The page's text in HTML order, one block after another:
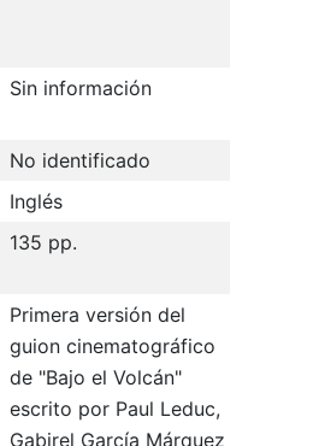
Sin información
No identificado
Inglés
135 pp.
Primera versión del
guion cinematográfico
de "Bajo el Volcán"
escrito por Paul Leduc,
Gabirel García Márquez